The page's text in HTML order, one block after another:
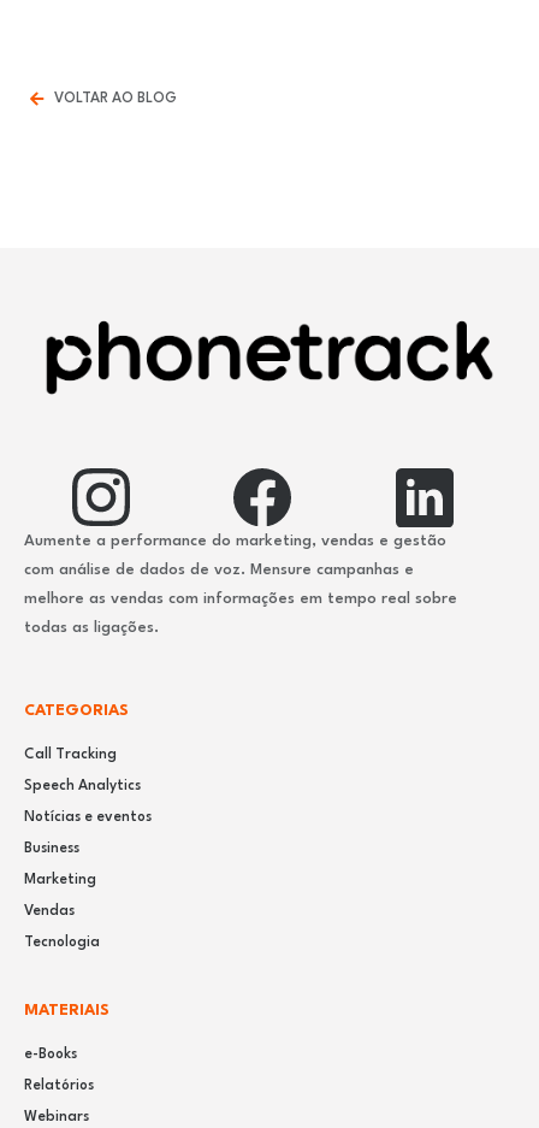
VOLTAR AO BLOG
Aumente a performance do marketing, vendas e gestão
com análise de dados de voz. Mensure campanhas e
melhore as vendas com informações em tempo real sobre
todas as ligações.
CATEGORIAS
Call Tracking
Speech Analytics
Notícias e eventos
Business
Marketing
Vendas
Tecnologia
MATERIAIS
e-Books
Relatórios
Webinars